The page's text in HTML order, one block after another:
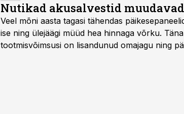
Nutikad akusalvestid
Veel mõni aasta tagasi tähendas
ise ning ülejäägi müüd hea hinnaga võrku.
tootmisvõimsusi on lisandunud omajagu ning